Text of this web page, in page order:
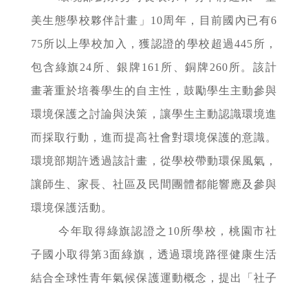
美生態學校夥伴計畫」10周年，目前國內已有6
75所以上學校加入，獲認證的學校超過445所，
包含綠旗24所、銀牌161所、銅牌260所。該計
畫著重於培養學生的自主性，鼓勵學生主動參與
環境保護之討論與決策，讓學生主動認識環境進
而採取行動，進而提高社會對環境保護的意識。
環境部期許透過該計畫，從學校帶動環保風氣，
讓師生、家長、社區及民間團體都能響應及參與
環境保護活動。
今年取得綠旗認證之10所學校，桃園市社
子國小取得第3面綠旗，透過環境路徑健康生活
結合全球性青年氣候保護運動概念，提出「社子